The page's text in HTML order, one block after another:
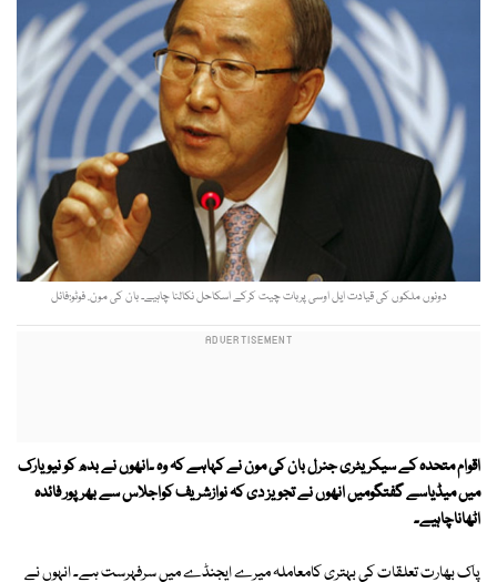
دونوں ملکوں کی قیادت ایل اوسی پربات چیت کرکے اسکاحل نکالنا چاہیے۔ بان کی مون. فوٹو:فائل
اقوام متحدہ کے سیکریٹری جنرل بان کی مون نے کہاہے کہ وہ ۔انھوں نے بدھ کو نیویارک
میں میڈیاسے گفتگومیں انھوں نے تجویز دی کہ نوازشریف کواجلاس سے بھرپور فائدہ
اٹھاناچاہیے۔
پاک بھارت تعلقات کی بہتری کامعاملہ میرے ایجنڈے میں سرفہرست ہے۔ انہوں نے